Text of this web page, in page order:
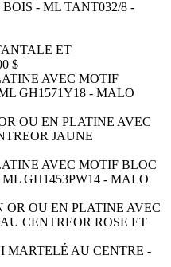
ET
$
OU EN PLATINE AVEC
OR JAUNE
OR OU EN PLATINE AVEC
CENTREOR ROSE ET